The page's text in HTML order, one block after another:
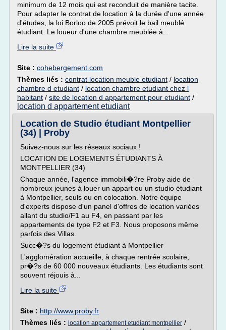
minimum de 12 mois qui est reconduit de manière tacite.
Pour adapter le contrat de location à la durée d'une année
d'études, la loi Borloo de 2005 prévoit le bail meublé
étudiant. Le loueur d'une chambre meublée à...
Lire la suite
Site : cohebergement.com
Thèmes liés : contrat location meuble etudiant / location
chambre d etudiant / location chambre etudiant chez l
habitant / site de location d appartement pour etudiant /
location d appartement etudiant
Location de Studio étudiant Montpellier
(34) | Proby
Suivez-nous sur les réseaux sociaux !
LOCATION DE LOGEMENTS ÉTUDIANTS À
MONTPELLIER (34)
Chaque année, l'agence immobili�?re Proby aide de
nombreux jeunes à louer un appart ou un studio étudiant
à Montpellier, seuls ou en colocation. Notre équipe
d'experts dispose d'un panel d'offres de location variées
allant du studio/F1 au F4, en passant par les
appartements de type F2 et F3. Nous proposons même
parfois des Villas.
Succ�?s du logement étudiant à Montpellier
L'agglomération accueille, à chaque rentrée scolaire,
pr�?s de 60 000 nouveaux étudiants. Les étudiants sont
souvent réjouis à...
Lire la suite
Site : http://www.proby.fr
Thèmes liés : location appartement etudiant montpellier /